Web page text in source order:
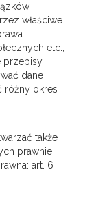
właściwe
etc.;
przepisy
dane
różny okres
także
prawnie
art. 6